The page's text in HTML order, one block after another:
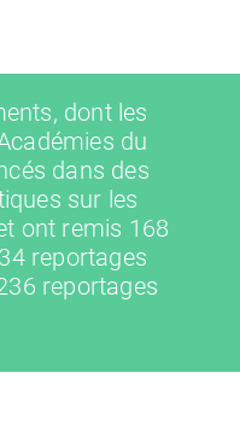
dont les
du
dans des
sur les
ont remis 168
reportages
reportages